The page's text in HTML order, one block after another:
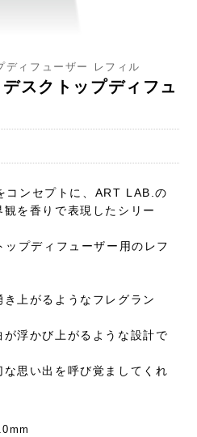
ディフューザー レフィル
スクトップディフュ
ンセプトに、ART LAB.の
を香りで表現したシリー
プディフューザー用のレフ
上がるようなフレグラン
浮かび上がるような設計で
思い出を呼び覚ましてくれ